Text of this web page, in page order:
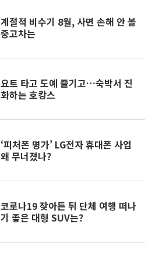
계절적 비수기 8월, 사면 손해 안 볼
중고차는
요트 타고 도예 즐기고…숙박서 진
화하는 호캉스
‘피처폰 명가’ LG전자 휴대폰 사업
왜 무너졌나?
코로나19 잦아든 뒤 단체 여행 떠나
기 좋은 대형 SUV는?